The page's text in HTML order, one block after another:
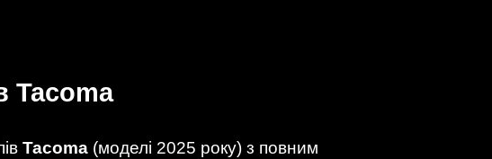
Tacoma
Tacoma (моделі 2025 року) з повним